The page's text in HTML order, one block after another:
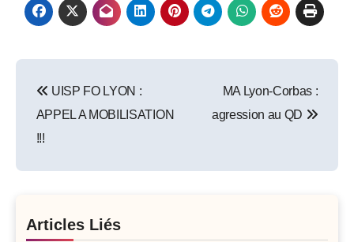
navigation
UISP FO LYON :
APPEL A MOBILISATION
!!!
MA Lyon-Corbas :
agression au QD
Articles Liés